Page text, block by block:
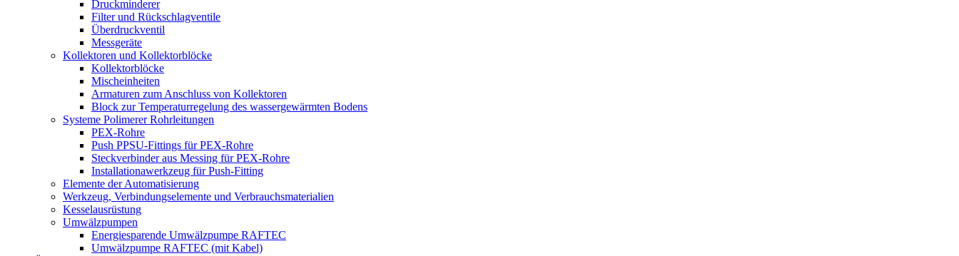
Druckminderer
Filter und Rückschlagventile
Überdruckventil
Messgeräte
Kollektoren und Kollektorblöcke
Kollektorblöcke
Mischeinheiten
Armaturen zum Anschluss von Kollektoren
Block zur Temperaturregelung des wassergewärmten Bodens
Systeme Polimerer Rohrleitungen
PEX-Rohre
Push PPSU-Fittings für PEX-Rohre
Steckverbinder aus Messing für PEX-Rohre
Installationawerkzeug für Push-Fitting
Elemente der Automatisierung
Werkzeug, Verbindungselemente und Verbrauchsmaterialien
Kesselausrüstung
Umwälzpumpen
Energiesparende Umwälzpumpe RAFTEC
Umwälzpumpe RAFTEC (mit Kabel)